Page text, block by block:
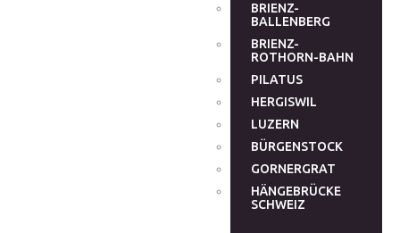
BRIENZ-
BALLENBERG
BRIENZ-
ROTHORN-BAHN
PILATUS
HERGISWIL
LUZERN
BÜRGENSTOCK
GORNERGRAT
HÄNGEBRÜCKE
SCHWEIZ